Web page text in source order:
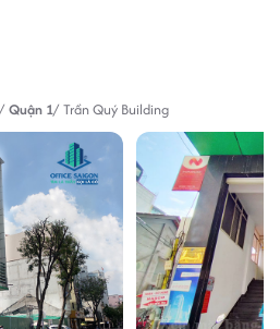
Quận 1 Trần Quý Building